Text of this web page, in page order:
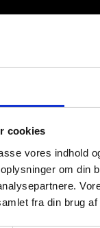
cookies
vores indhold
om din
fra din brug af